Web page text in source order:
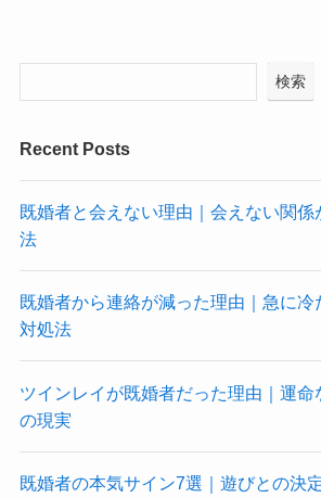
検索
Recent Posts
既婚者と会えない理由｜会えない関
法
既婚者から連絡が減った理由｜急に冷
対処法
ツインレイが既婚者だった理由｜運
の現実
既婚者の本気サイン7選｜遊びとの決